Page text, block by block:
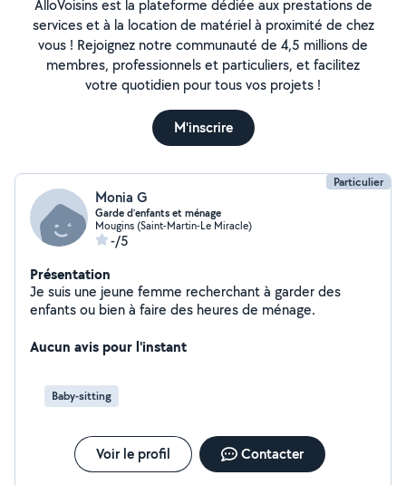
AlloVoisins est la plateforme dédiée aux prestations de
services et à la location de matériel à proximité de chez
vous ! Rejoignez notre communauté de 4,5 millions de
membres, professionnels et particuliers, et facilitez
votre quotidien pour tous vos projets !
M'inscrire
Particulier
Monia G
Garde d’enfants et ménage
Mougins (Saint-Martin-Le Miracle)
-/5
Présentation
Je suis une jeune femme recherchant à garder des
enfants ou bien à faire des heures de ménage.
Aucun avis pour l'instant
Baby-sitting
Voir le profil Contacter